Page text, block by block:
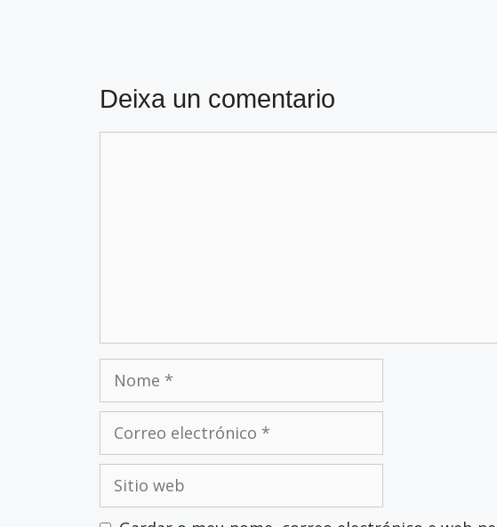
Deixa un comentario
Nome
Correo
electrónico
Sitio
web